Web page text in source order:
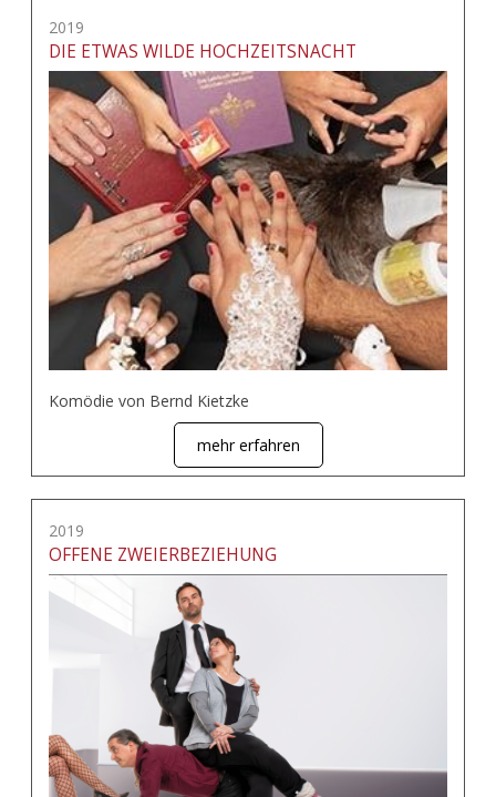
2019
DIE ETWAS WILDE HOCHZEITSNACHT
Komödie von Bernd Kietzke
mehr erfahren
2019
OFFENE ZWEIERBEZIEHUNG